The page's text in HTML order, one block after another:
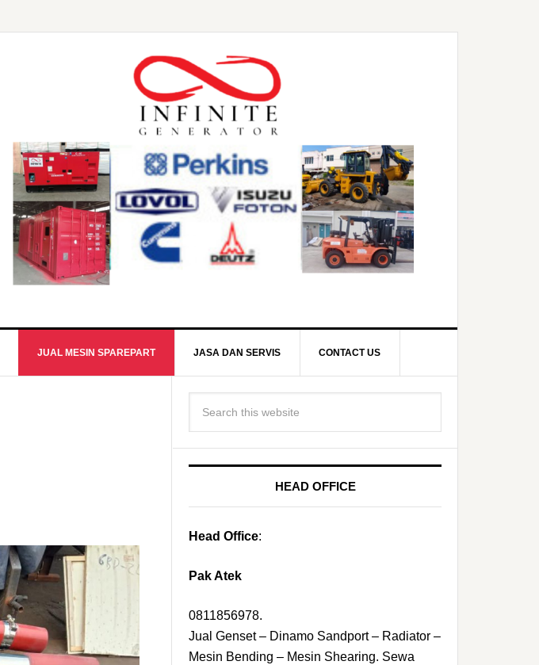
JUAL MESIN SPAREPART JASA DAN SERVIS CONTACT US
HEAD OFFICE
Head Office:
Pak Atek
0811856978.
Jual Genset – Dinamo Sandport – Radiator –
Mesin Bending – Mesin Shearing. Sewa